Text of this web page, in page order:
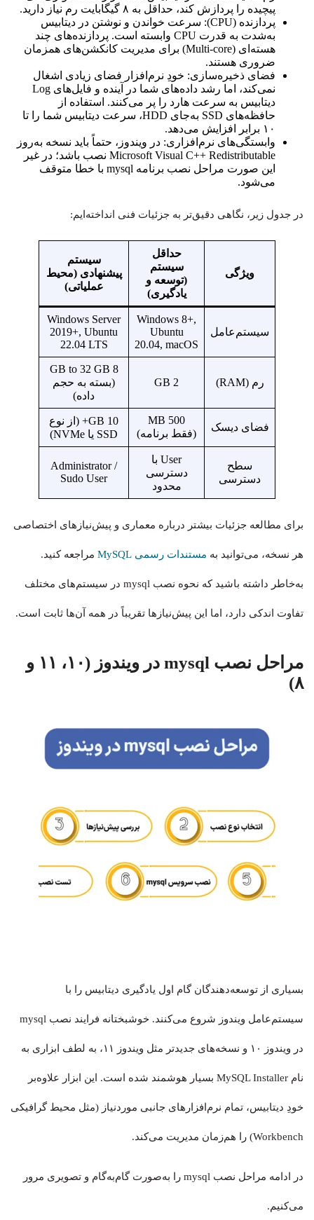
پیچیده را پردازش کند، حداقل به ۸ گیگابایت رم نیاز دارید.
پردازنده (CPU): سرعت خواندن و نوشتن در دیتابیس
به‌شدت به قدرت CPU وابسته است. پردازنده‌های چند
هسته‌ای (Multi-core) برای مدیریت کانکشن‌های همزمان
ضروری هستند.
فضای ذخیره‌سازی: خودِ نرم‌افزار فضای زیادی اشغال
نمی‌کند، اما رشد داده‌های شما در آینده و فایل‌های Log
دیتابیس به سرعت هارد را پر می‌کنند. استفاده از
حافظه‌های SSD به‌جای HDD، سرعت دیتابیس شما را تا
۱۰ برابر افزایش می‌دهد.
وابستگی‌های نرم‌افزاری: در ویندوز، حتماً باید نسخه به‌روز
Microsoft Visual C++ Redistributable نصب باشد؛ در غیر
این صورت مراحل نصب برنامه mysql با خطا متوقف
می‌شود.
در جدول زیر، نگاهی دقیق‌تر به جزئیات فنی انداخته‌ایم:
ویژگی
حداقل
سیستم
(توسعه و
یادگیری)
سیستم
پیشنهادی (محیط
عملیاتی)
سیستم‌عامل
Windows 8+,
Ubuntu
20.04, macOS
Windows Server
2019+, Ubuntu
22.04 LTS
رم (RAM) 2 GB
8 GB to 32 GB
(بسته به حجم
داده)
فضای دیسک
500 MB
(فقط برنامه)
10 GB+ (از نوع
SSD یا NVMe)
سطح
دسترسی
User با
دسترسی
محدود
Administrator /
Sudo User
برای مطالعه جزئیات بیشتر درباره معماری و پیش‌نیازهای اختصاصی
هر نسخه، می‌توانید به مستندات رسمی MySQL مراجعه کنید.
به‌خاطر داشته باشید که نحوه نصب mysql در سیستم‌های مختلف
تفاوت اندکی دارد، اما این پیش‌نیازها تقریباً در همه آن‌ها ثابت است.
مراحل نصب mysql در ویندوز (۱۰، ۱۱ و
۸)
بسیاری از توسعه‌دهندگان گام اول یادگیری دیتابیس را با
سیستم‌عامل ویندوز شروع می‌کنند. خوشبختانه فرایند نصب mysql
در ویندوز ۱۰ و نسخه‌های جدیدتر مثل ویندوز ۱۱، به لطف ابزاری به
نام MySQL Installer بسیار هوشمند شده است. این ابزار علاوه‌بر
خودِ دیتابیس، تمام نرم‌افزارهای جانبی موردنیاز (مثل محیط گرافیکی
Workbench) را هم‌زمان مدیریت می‌کند.
در ادامه مراحل نصب mysql را به‌صورت گام‌به‌گام و تصویری مرور
می‌کنیم.